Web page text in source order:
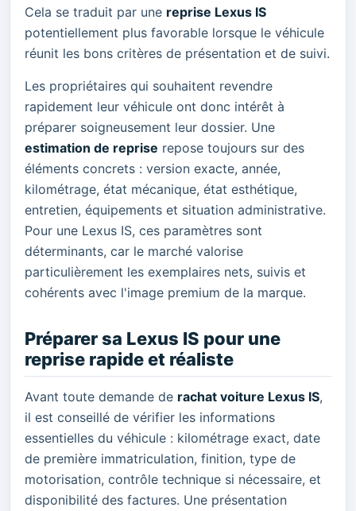
Cela se traduit par une reprise Lexus IS
potentiellement plus favorable lorsque le véhicule
réunit les bons critères de présentation et de suivi.
Les propriétaires qui souhaitent revendre
rapidement leur véhicule ont donc intérêt à
préparer soigneusement leur dossier. Une
estimation de reprise repose toujours sur des
éléments concrets : version exacte, année,
kilométrage, état mécanique, état esthétique,
entretien, équipements et situation administrative.
Pour une Lexus IS, ces paramètres sont
déterminants, car le marché valorise
particulièrement les exemplaires nets, suivis et
cohérents avec l'image premium de la marque.
Préparer sa Lexus IS pour une
reprise rapide et réaliste
Avant toute demande de rachat voiture Lexus IS,
il est conseillé de vérifier les informations
essentielles du véhicule : kilométrage exact, date
de première immatriculation, finition, type de
motorisation, contrôle technique si nécessaire, et
disponibilité des factures. Une présentation